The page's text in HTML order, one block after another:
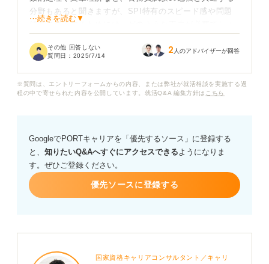
分野もあると聞きますが、SPI特有のスピード感や問題
傾向に対応するためには、どのような工夫が必要でしょ
す。務員試験対策と並行しながらSPIを効率よく攻略す
⋯続きを読む▼
その他 回答しない
質問日： 2025/7/14 2 人のアドバイザーが回答
※質問は、エントリーフォームからの内容、または弊社が就活相談を実施する過
程の中で寄せられた内容を公開しています。就活Q&A 編集方針は こちら
GoogleでPORTキャリアを「優先するソース」に登録する
と、 知りたいQ&Aへすぐにアクセスできるようになりま
す。ぜひご登録ください。
優先ソースに登録する
国家資格キャリアコンサルタント／キャリ